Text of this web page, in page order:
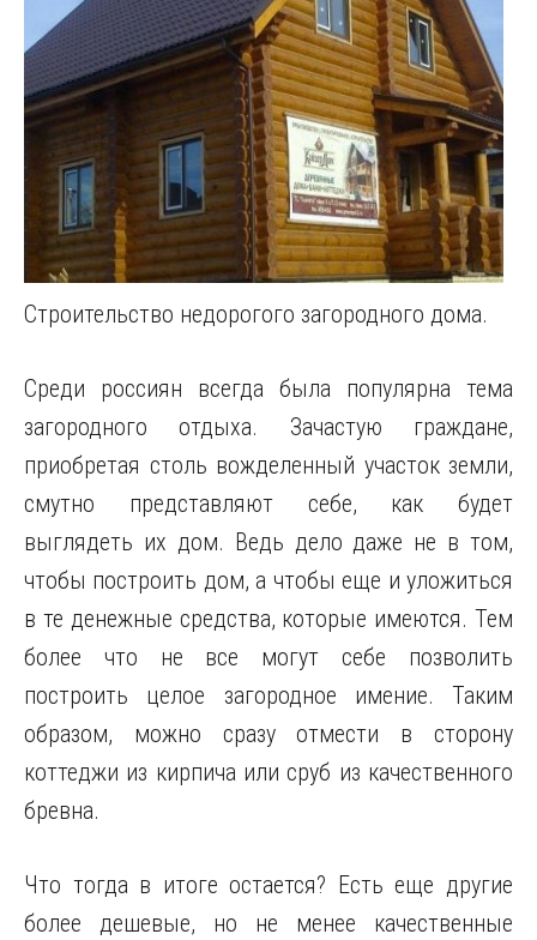
Строительство недорогого загородного дома.
Среди россиян всегда была популярна тема
загородного отдыха. Зачастую граждане,
приобретая столь вожделенный участок земли,
смутно представляют себе, как будет
выглядеть их дом. Ведь дело даже не в том,
чтобы построить дом, а чтобы еще и уложиться
в те денежные средства, которые имеются. Тем
более что не все могут себе позволить
построить целое загородное имение. Таким
образом, можно сразуотмести в сторону
коттеджи из кирпича или сруб из качественного
бревна.
Что тогда в итоге остается? Есть еще другие
более дешевые, но не менее качественные